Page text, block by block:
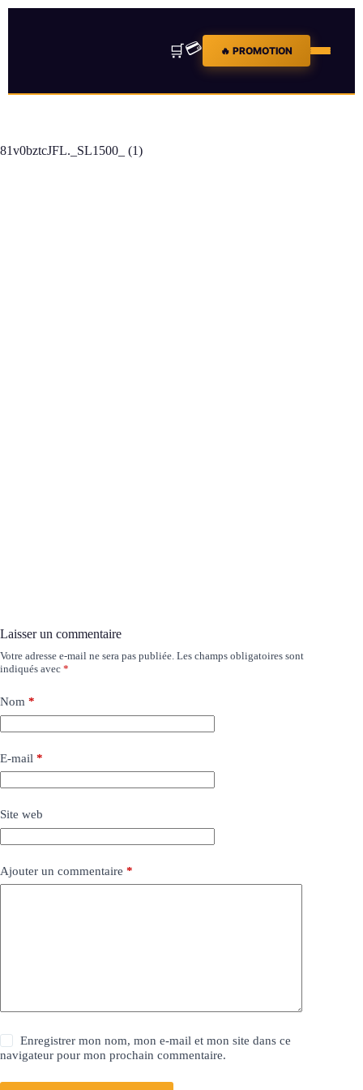
🛒💳 🔥 PROMOTION
81v0bztcJFL._SL1500_ (1)
Laisser un commentaire
Votre adresse e-mail ne sera pas publiée. Les champs obligatoires sont
indiqués avec *
Nom *
E-mail *
Site web
Ajouter un commentaire *
Enregistrer mon nom, mon e-mail et mon site dans ce
navigateur pour mon prochain commentaire.